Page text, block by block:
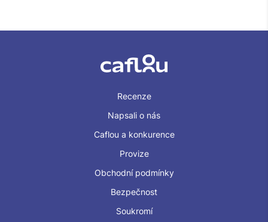
Recenze
Napsali o nás
Caflou a konkurence
Provize
Obchodní podmínky
Bezpečnost
Soukromí